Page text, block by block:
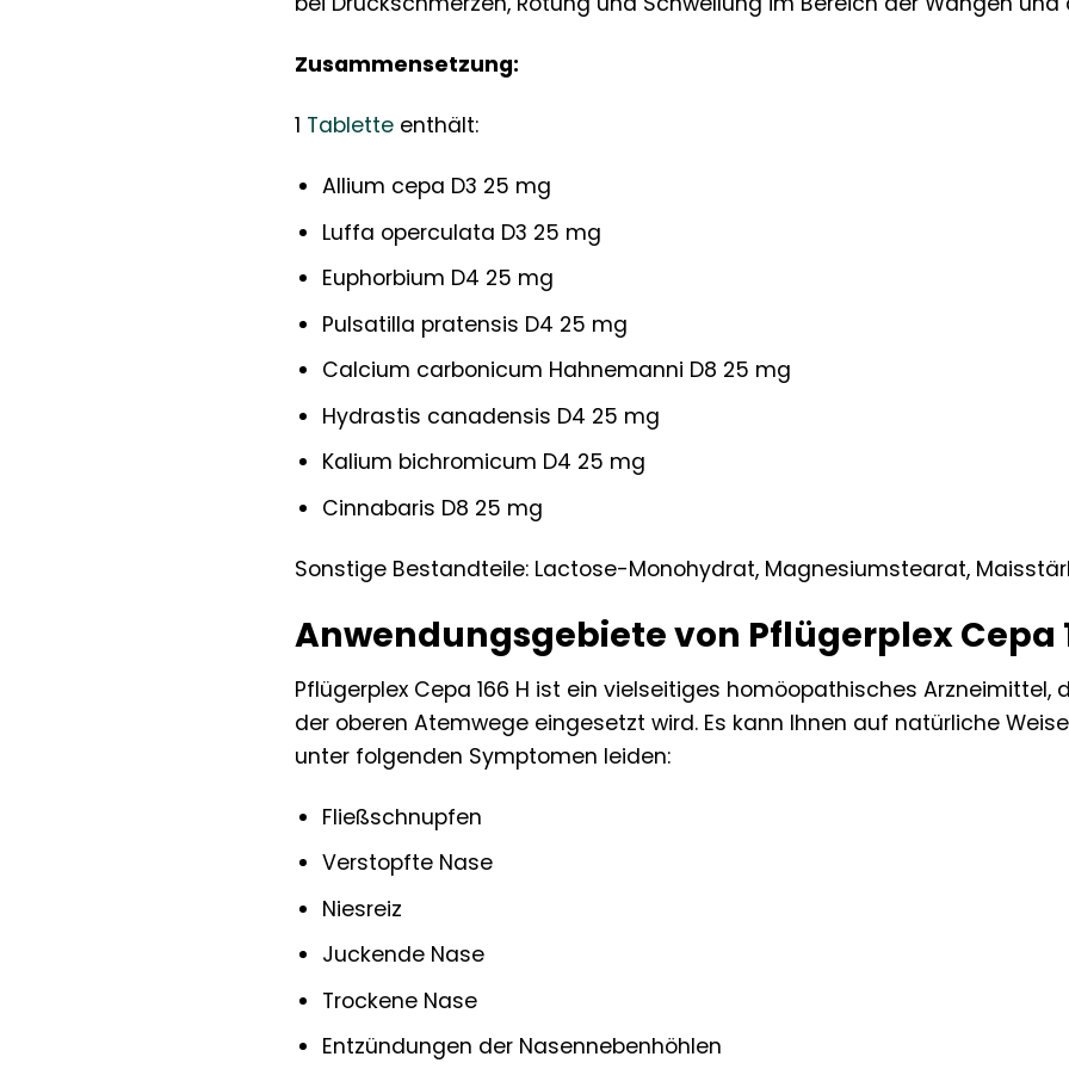
Zusammensetzung:
1 Tablette enthält:
Allium cepa D3 25 mg
Luffa operculata D3 25 mg
Euphorbium D4 25 mg
Pulsatilla pratensis D4 25 mg
Calcium carbonicum Hahnemanni D8 25 mg
Hydrastis canadensis D4 25 mg
Kalium bichromicum D4 25 mg
Cinnabaris D8 25 mg
Sonstige Bestandteile: Lactose-Monohydrat, Magnesiumstearat,
Anwendungsgebiete von Pflügerplex Cepa
Pflügerplex Cepa 166 H ist ein vielseitiges homöopathisches
der oberen Atemwege eingesetzt wird. Es kann Ihnen auf natürliche
unter folgenden Symptomen leiden:
Fließschnupfen
Verstopfte Nase
Niesreiz
Juckende Nase
Trockene Nase
Entzündungen der Nasennebenhöhlen